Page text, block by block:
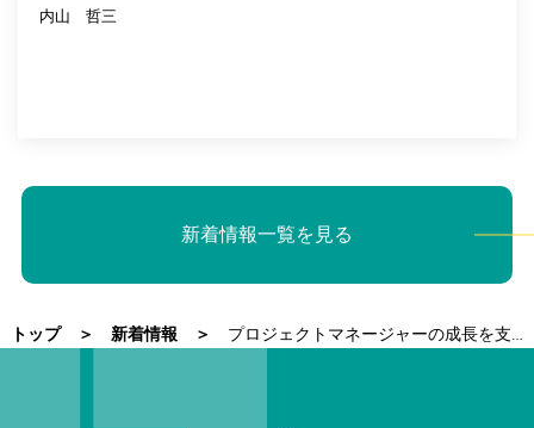
内山 哲三
新着情報一覧を見る
トップ 新着情報 プロジェクトマネージャーの成長を支える羅針盤──PMCDとは何か？